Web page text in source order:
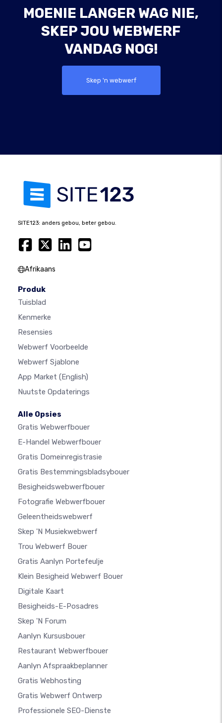
MOENIE LANGER WAG NIE,
SKEP JOU WEBWERF
VANDAG NOG!
Skep 'n webwerf
SITE123: anders gebou, beter gebou.
Afrikaans
Produk
Tuisblad
Kenmerke
Resensies
Webwerf Voorbeelde
Webwerf Sjablone
App Market (English)
Nuutste Opdaterings
Alle Opsies
Gratis Webwerfbouer
E-Handel Webwerfbouer
Gratis Domeinregistrasie
Gratis Bestemmingsbladsybouer
Besigheidswebwerfbouer
Fotografie Webwerfbouer
Geleentheidswebwerf
Skep 'n Musiekwebwerf
Trou Webwerf Bouer
Gratis Aanlyn Portefeulje
Klein Besigheid Webwerf Bouer
Digitale Kaart
Besigheids-E-Posadres
Skep 'n Forum
Aanlyn Kursusbouer
Restaurant Webwerfbouer
Aanlyn Afspraakbeplanner
Gratis Webhosting
Gratis Webwerf Ontwerp
Professionele SEO-Dienste